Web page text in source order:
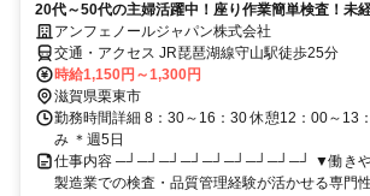
20代～50代の主婦活躍中！座り作業簡単検査！未
アンフェノールジャパン株式会社
交通・アクセス JR琵琶湖線守山駅徒歩25分
時給1,150円～1,300円
滋賀県栗東市
勤務時間詳細 8：30～16：30 休憩12：00～13
み ＊週5日
仕事内容 ─┘─┘─┘─┘─┘─┘─┘─┘─┘ ▼働きや
製造業での検査・品質管理経験が活かせる専門